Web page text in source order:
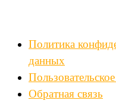
Политика
данных
Обратная связь